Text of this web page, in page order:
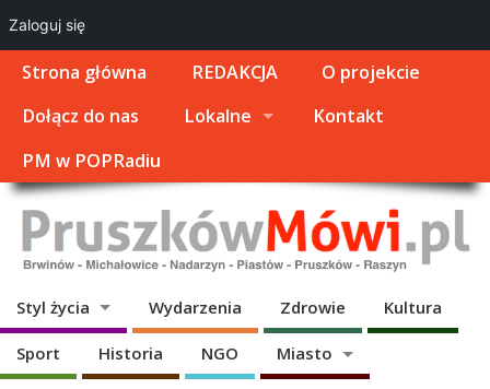
Strona główna REDAKCJA
O projekcie
Dołącz do nas
Lokalne
Kontakt
PM w POPRadiu
Styl życia Wydarzenia Zdrowie Kultura
Sport Historia NGO Miasto
Zaloguj się